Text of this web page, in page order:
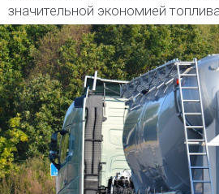
значительной экономией